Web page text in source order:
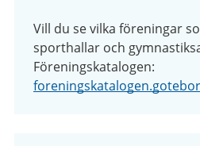
Vill du se vilka föreningar
sporthallar och
Föreningskatalogen: